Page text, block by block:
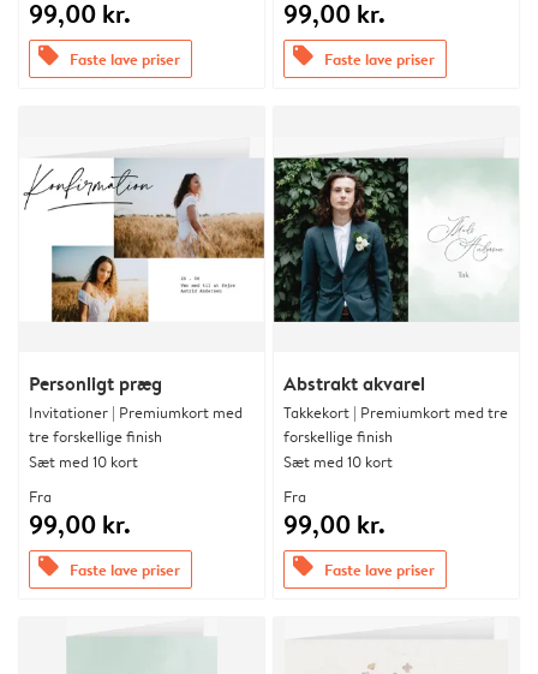
99,00 kr.
offers Faste lave priser
99,00 kr.
offers Faste lave priser
Personligt præg
Invitationer | Premiumkort med
tre forskellige finish
Sæt med 10 kort
Fra
99,00 kr.
offers Faste lave priser
Abstrakt akvarel
Takkekort | Premiumkort med tre
forskellige finish
Sæt med 10 kort
Fra
99,00 kr.
offers Faste lave priser